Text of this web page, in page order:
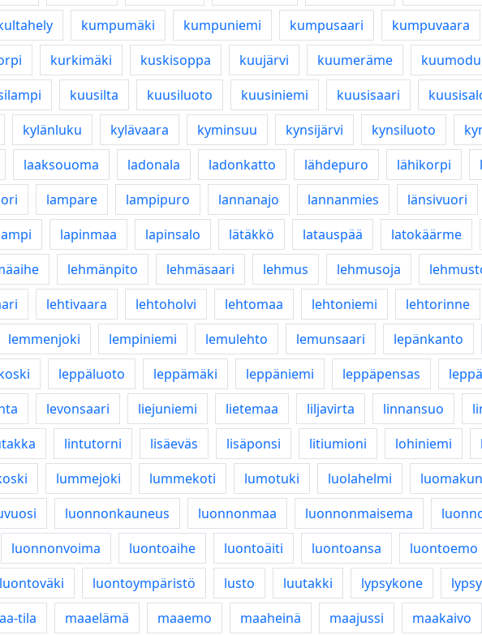
kumpumäki kumpuniemi kumpusaari kumpuvaara
kurkimäki kuskisoppa kuujärvi kuumeräme
kuusilta kuusiluoto kuusiniemi kuusisaari
kylänluku kylävaara kyminsuu kynsijärvi kynsiluoto
laaksouoma ladonala ladonkatto lähdepuro lähikorpi
lampare lampipuro lannanajo lannanmies länsivuori
lapinmaa lapinsalo lätäkkö latauspää latokäärme
lehmänpito lehmäsaari lehmus lehmusoja
lehtivaara lehtoholvi lehtomaa lehtoniemi lehtorinne
lemmenjoki lempiniemi lemulehto lemunsaari lepänkanto
leppäluoto leppämäki leppäniemi leppäpensas
levonsaari liejuniemi lietemaa liljavirta linnansuo
lintutorni lisäeväs lisäponsi litiumioni lohiniemi
lummejoki lummekoti lumotuki luolahelmi
luonnonkauneus luonnonmaa luonnonmaisema
luonnonvoima luontoaihe luontoäiti luontoansa luontoemo
luontoväki luontoympäristö lusto luutakki lypsykone
tila maaelämä maaemo maaheinä maajussi maakaivo